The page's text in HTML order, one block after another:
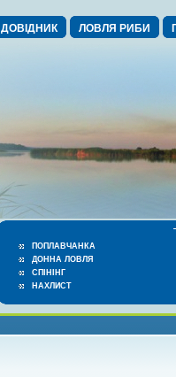
ДОВІДНИК ЛОВЛЯ РИБИ
ПОПЛАВЧАНКА
ДОННА ЛОВЛЯ
СПІНІНГ
НАХЛИСТ